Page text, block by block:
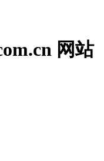
网站